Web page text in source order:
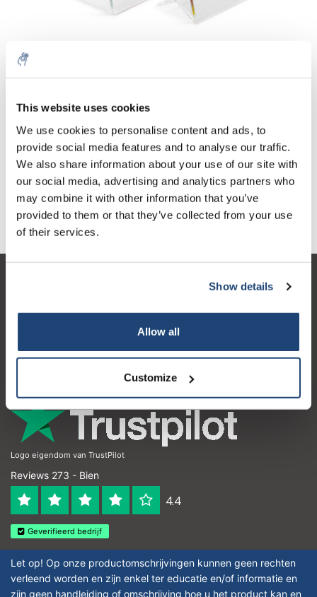
This website uses cookies
We use cookies to personalise content and ads, to
provide social media features and to analyse our traffic.
We also share information about your use of our site with
our social media, advertising and analytics partners who
may combine it with other information that you’ve
provided to them or that they’ve collected from your use
of their services.
Show details
Allow all
Customize
1 pièce Sans les taxes
€5.372,82
Taxes incluses
Ajouter au panier
Informations
Mon compte
Logo eigendom van TrustPilot
Reviews 273 - Bien
4.4
Geverifieerd bedrijf
Let op! Op onze productomschrijvingen kunnen geen rechten
verleend worden en zijn enkel ter educatie en/of informatie en
zijn geen handleiding of omschrijving hoe u het product kan en